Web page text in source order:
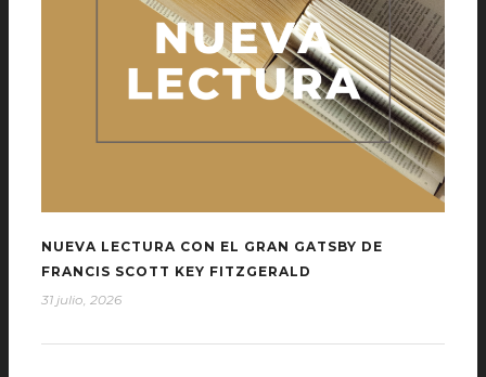
NUEVA LECTURA CON EL GRAN GATSBY DE
FRANCIS SCOTT KEY FITZGERALD
31 julio, 2026